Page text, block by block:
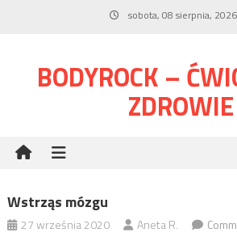
sobota, 08 sierpnia, 2026
BODYROCK –
ZDROWIE
Wstrząs mózgu
27 września 2020 Aneta R.